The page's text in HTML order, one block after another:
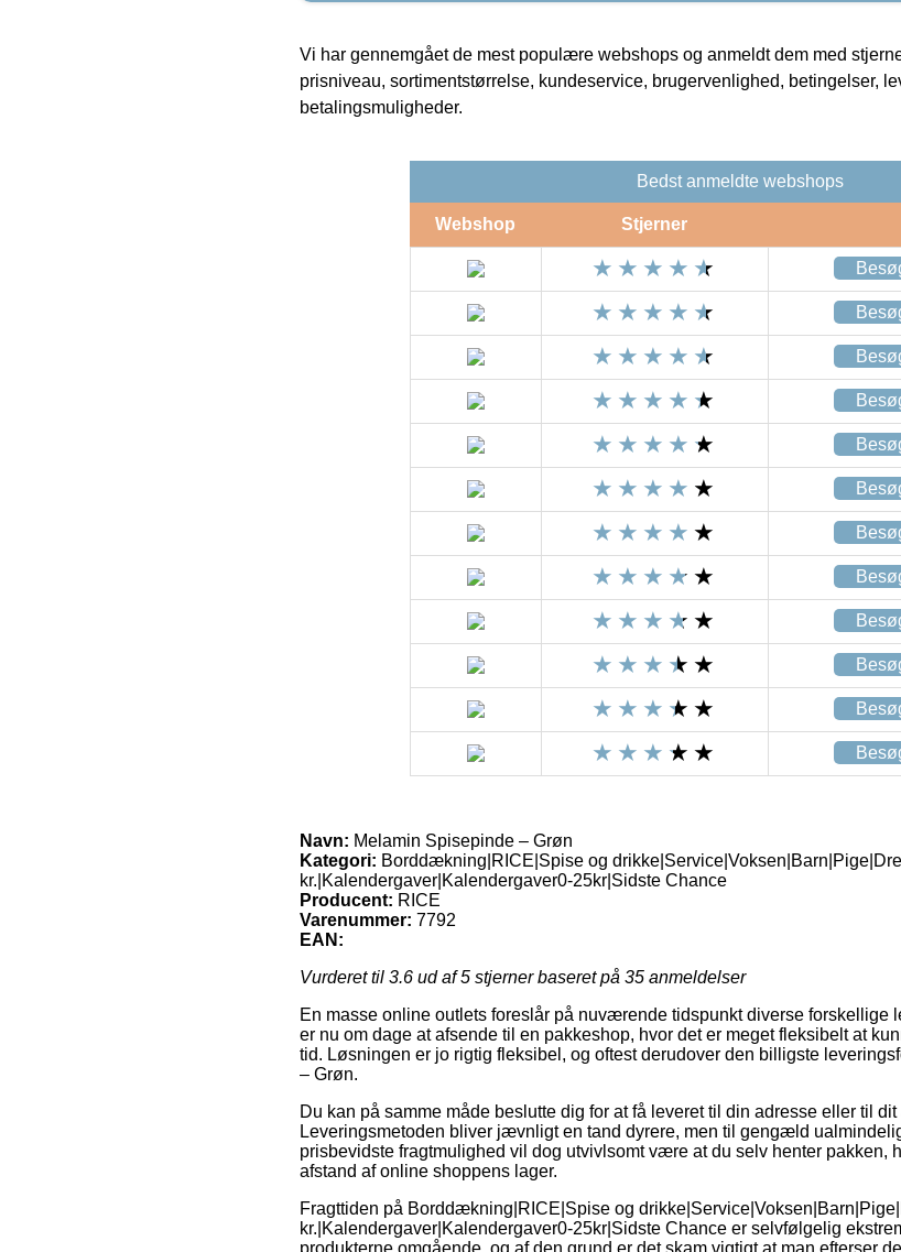
Vi har gennemgået de mest populære webshops og anmeldt dem med
prisniveau, sortimentstørrelse, kundeservice, brugervenlighed, betingelser,
betalingsmuligheder.
Bedst anmeldte webshops
Webshop Stjerner
Navn: Melamin Spisepinde – Grøn
Kategori: Borddækning|RICE|Spise og
kr.|Kalendergaver|Kalendergaver0-25kr|Sidste Chance
Producent: RICE
Varenummer: 7792
EAN:
Vurderet til 3.6 ud af 5 stjerner baseret på 35 anmeldelser
En masse online outlets foreslår på nuværende tidspunkt diverse forskellige
er nu om dage at afsende til en pakkeshop, hvor det er meget fleksibelt at
tid. Løsningen er jo rigtig fleksibel, og oftest derudover den billigste
– Grøn.
Du kan på samme måde beslutte dig for at få leveret til din adresse eller til
Leveringsmetoden bliver jævnligt en tand dyrere, men til gengæld
prisbevidste fragtmulighed vil dog utvivlsomt være at du selv henter pakken,
afstand af online shoppens lager.
Fragttiden på Borddækning|RICE|Spise og
kr.|Kalendergaver|Kalendergaver0-25kr|Sidste Chance er selvfølgelig
produkterne omgående, og af den grund er det skam vigtigt at man efterser